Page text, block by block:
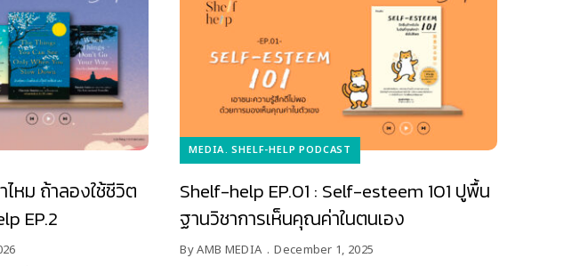
หม ถ้าลองใช้ชีวิต
EP.2
MEDIA SHELF-HELP PODCAST
Shelf-help EP.01 : Self-esteem 101 ปูพื้น
ฐานวิชาการเห็นคุณค่าในตนเอง
ByAMB MEDIA December 1, 2025